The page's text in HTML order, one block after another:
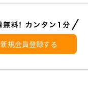
新規会員登録する